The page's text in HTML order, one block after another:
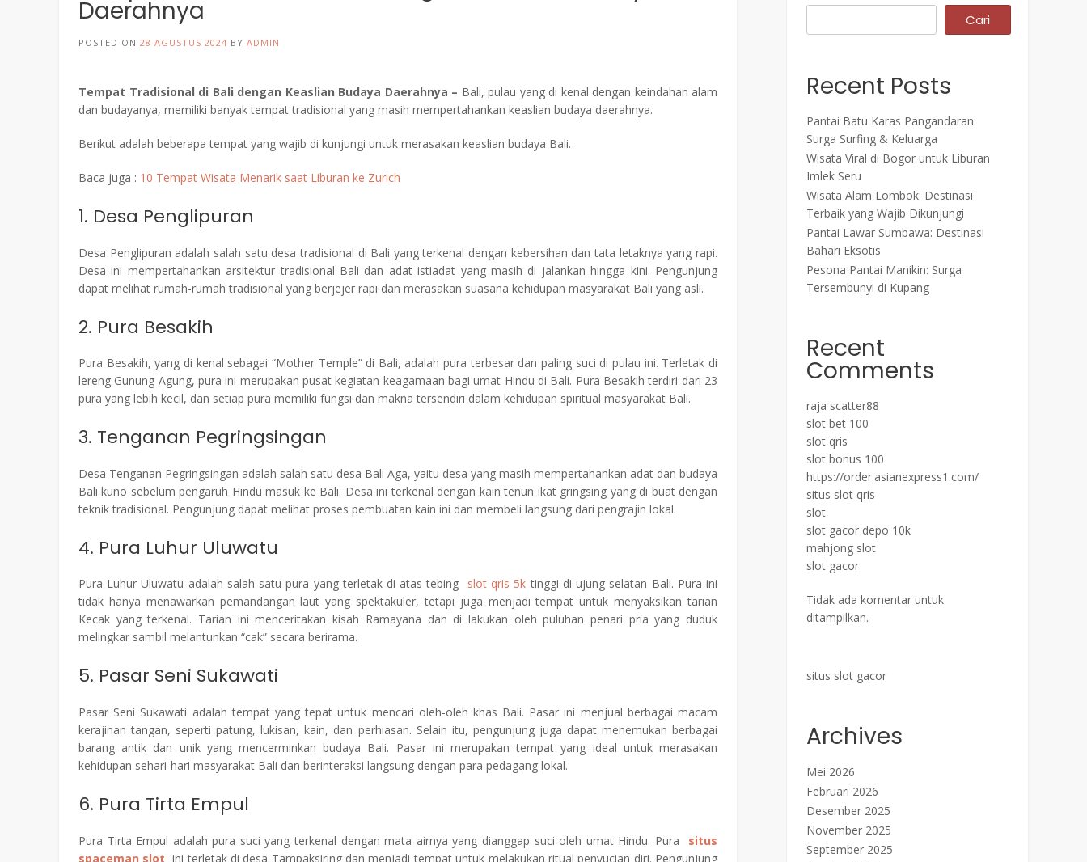
Daerahnya
POSTED ON 28 AGUSTUS 2024 BY ADMIN
Tempat Tradisional di Bali dengan Keaslian Budaya Daerahnya – Bali, pulau yang di kenal dengan keindahan alam
dan budayanya, memiliki banyak tempat tradisional yang masih mempertahankan keaslian budaya daerahnya.
Berikut adalah beberapa tempat yang wajib di kunjungi untuk merasakan keaslian budaya Bali.
Baca juga : 10 Tempat Wisata Menarik saat Liburan ke Zurich
1. Desa Penglipuran
Desa Penglipuran adalah salah satu desa tradisional di Bali yang terkenal dengan kebersihan dan tata letaknya yang rapi.
Desa ini mempertahankan arsitektur tradisional Bali dan adat istiadat yang masih di jalankan hingga kini. Pengunjung
dapat melihat rumah-rumah tradisional yang berjejer rapi dan merasakan suasana kehidupan masyarakat Bali yang asli.
2. Pura Besakih
Pura Besakih, yang di kenal sebagai “Mother Temple” di Bali, adalah pura terbesar dan paling suci di pulau ini. Terletak di
lereng Gunung Agung, pura ini merupakan pusat kegiatan keagamaan bagi umat Hindu di Bali. Pura Besakih terdiri dari 23
pura yang lebih kecil, dan setiap pura memiliki fungsi dan makna tersendiri dalam kehidupan spiritual masyarakat Bali.
3. Tenganan Pegringsingan
Desa Tenganan Pegringsingan adalah salah satu desa Bali Aga, yaitu desa yang masih mempertahankan adat dan budaya
Bali kuno sebelum pengaruh Hindu masuk ke Bali. Desa ini terkenal dengan kain tenun ikat gringsing yang di buat dengan
teknik tradisional. Pengunjung dapat melihat proses pembuatan kain ini dan membeli langsung dari pengrajin lokal.
4. Pura Luhur Uluwatu
Pura Luhur Uluwatu adalah salah satu pura yang terletak di atas tebing slot qris 5k tinggi di ujung selatan Bali. Pura ini
tidak hanya menawarkan pemandangan laut yang spektakuler, tetapi juga menjadi tempat untuk menyaksikan tarian
Kecak yang terkenal. Tarian ini menceritakan kisah Ramayana dan di lakukan oleh puluhan penari pria yang duduk
melingkar sambil melantunkan “cak” secara berirama.
5. Pasar Seni Sukawati
Pasar Seni Sukawati adalah tempat yang tepat untuk mencari oleh-oleh khas Bali. Pasar ini menjual berbagai macam
kerajinan tangan, seperti patung, lukisan, kain, dan perhiasan. Selain itu, pengunjung juga dapat menemukan berbagai
barang antik dan unik yang mencerminkan budaya Bali. Pasar ini merupakan tempat yang ideal untuk merasakan
kehidupan sehari-hari masyarakat Bali dan berinteraksi langsung dengan para pedagang lokal.
6. Pura Tirta Empul
Pura Tirta Empul adalah pura suci yang terkenal dengan mata airnya yang dianggap suci oleh umat Hindu. Pura situs
spaceman slot ini terletak di desa Tampaksiring dan menjadi tempat untuk melakukan ritual penyucian diri. Pengunjung
Cari
Recent Posts
Pantai Batu Karas Pangandaran:
Surga Surfing & Keluarga
Wisata Viral di Bogor untuk Liburan
Imlek Seru
Wisata Alam Lombok: Destinasi
Terbaik yang Wajib Dikunjungi
Pantai Lawar Sumbawa: Destinasi
Bahari Eksotis
Pesona Pantai Manikin: Surga
Tersembunyi di Kupang
Recent
Comments
raja scatter88
slot bet 100
slot qris
slot bonus 100
https://order.asianexpress1.com/
situs slot qris
slot
slot gacor depo 10k
mahjong slot
slot gacor
Tidak ada komentar untuk
ditampilkan.
situs slot gacor
Archives
Mei 2026
Februari 2026
Desember 2025
November 2025
September 2025